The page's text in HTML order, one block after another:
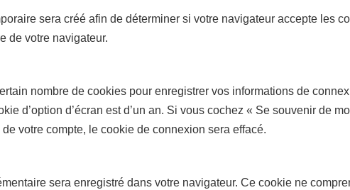
sera créé afin de déterminer si votre navigateur accepte les
de votre navigateur.
nombre de cookies pour enregistrer vos informations de
d’option d’écran est d’un an. Si vous cochez « Se souvenir de
votre compte, le cookie de connexion sera effacé.
sera enregistré dans votre navigateur. Ce cookie ne